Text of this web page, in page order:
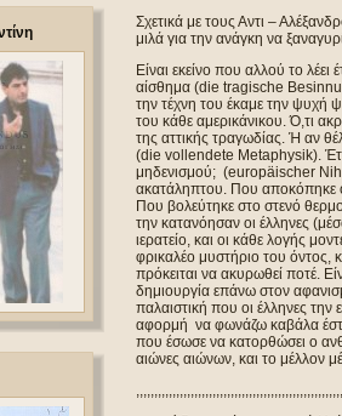
Σχετικά με τους Αντι –
μιλά για την ανάγκη να
Είναι εκείνο που αλλού το
αίσθημα (die tragische
την τέχνη του έκαμε την ψυχή
του κάθε αμερικάνικου. Ό,τι
της αττικής τραγωδίας. Ή αν
(die vollendete Metaphysik).
μηδενισμού; (europäischer
ακατάληπτου. Που αποκόπηκε
Που βολεύτηκε στο στενό
την κατανόησαν οι έλληνες
ιερατείο, και οι κάθε λογής
φρικαλέο μυστήριο του όντος,
πρόκειται να ακυρωθεί ποτέ.
δημιουργία επάνω στον
παλαιστική που οι έλληνες
αφορμή να φωνάζω καβάλα έστω
που έσωσε να κατορθώσει ο
αιώνες αιώνων, και το μέλλον